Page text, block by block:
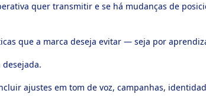
quer transmitir e se há mudanças de
que a marca deseja evitar — seja por
ajustes em tom de voz, campanhas,